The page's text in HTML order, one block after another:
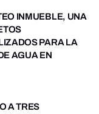
INMUEBLE, UNA
PARA LA
AGUA EN
A TRES